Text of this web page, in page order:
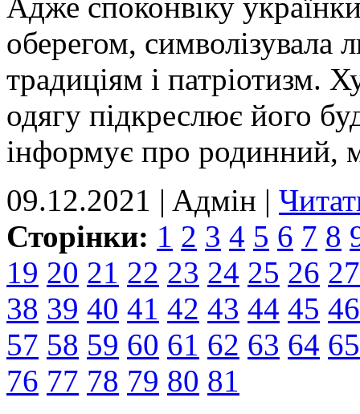
Адже споконвіку
оберегом, символізувала
традиціям і патріотизм.
одягу підкреслює його
інформує про родинний,
09.12.2021 | Aдмін |
Сторінки: 1 2 3 4 5 6 7 8
19 20 21 22 23 24 25 26 27
38 39 40 41 42 43 44 45 46
57 58 59 60 61 62 63 64 65
76 77 78 79 80 81